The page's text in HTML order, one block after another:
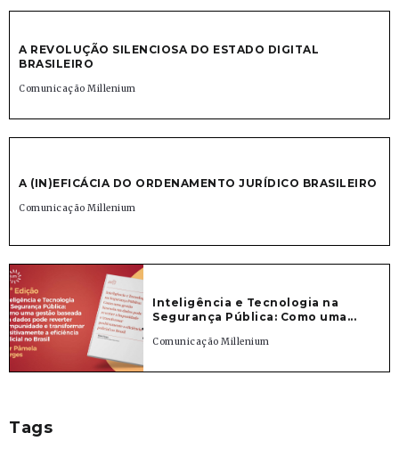
A REVOLUÇÃO SILENCIOSA DO ESTADO DIGITAL
BRASILEIRO
Comunicação Millenium
A (IN)EFICÁCIA DO ORDENAMENTO JURÍDICO BRASILEIRO
Comunicação Millenium
Inteligência e Tecnologia na
Segurança Pública: Como uma...
Comunicação Millenium
Tags